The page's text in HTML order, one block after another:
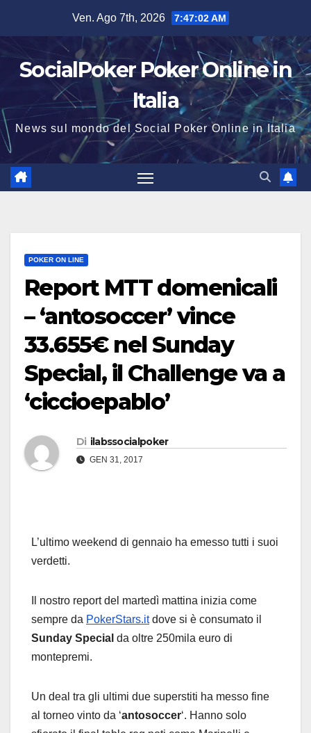
contenuto
Ven. Ago 7th, 2026 7:47:03 AM
SocialPoker Poker Online in
Italia
News sul mondo del Social Poker Online in Italia
POKER ON LINE
Report MTT domenicali
– ‘antosoccer’ vince
33.655€ nel Sunday
Special, il Challenge va a
‘ciccioepablo’
Di ilabssocialpoker
GEN 31, 2017
L’ultimo weekend di gennaio ha emesso tutti i suoi
verdetti.
Il nostro report del martedì mattina inizia come
sempre da PokerStars.itdove si è consumato il
Sunday Special da oltre 250mila euro di
montepremi.
Un deal tra gli ultimi due superstiti ha messo fine
al torneo vinto da ‘antosoccer‘. Hanno solo